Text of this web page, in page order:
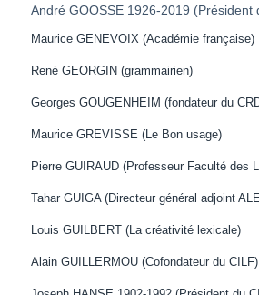
André GOOSSE 1926-2019 (Président
Maurice GENEVOIX (Académie française)
René GEORGIN (grammairien)
Georges GOUGENHEIM (fondateur du
Maurice GREVISSE (Le Bon usage)
Pierre GUIRAUD (Professeur Faculté des
Tahar GUIGA (Directeur général adjoint
Louis GUILBERT (La créativité lexicale)
Alain GUILLERMOU (Cofondateur du CILF)